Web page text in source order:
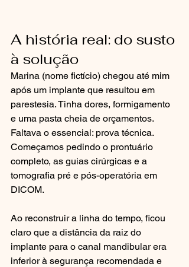
A história real: do susto
à solução
Marina (nome fictício) chegou até mim
após um implante que resultou em
parestesia. Tinha dores, formigamento
e uma pasta cheia de orçamentos.
Faltava o essencial: prova técnica.
Começamos pedindo o prontuário
completo, as guias cirúrgicas e a
tomografia pré e pós-operatória em
DICOM.
Ao reconstruir a linha do tempo, ficou
claro que a distância da raiz do
implante para o canal mandibular era
inferior à segurança recomendada e